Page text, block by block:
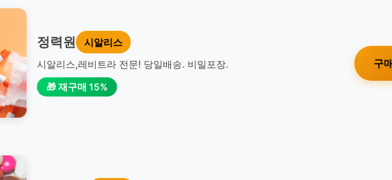
정력원
시알리스
시알리스,레비트라 전문! 당일배송. 비밀포장.
🎁 재구매 15%
구